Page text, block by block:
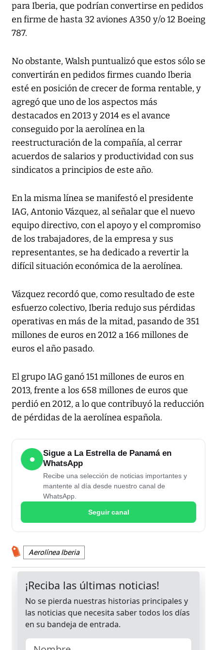
para Iberia, que podrían convertirse en pedidos
en firme de hasta 32 aviones A350 y/o 12 Boeing
787.
No obstante, Walsh puntualizó que estos sólo se
convertirán en pedidos firmes cuando Iberia
esté en posición de crecer de forma rentable, y
agregó que uno de los aspectos más
destacados en 2013 y 2014 es el avance
conseguido por la aerolínea en la
reestructuración de la compañía, al cerrar
acuerdos de salarios y productividad con sus
sindicatos a principios de este año.
En la misma línea se manifestó el presidente
IAG, Antonio Vázquez, al señalar que el nuevo
equipo directivo, con el apoyo y el compromiso
de los trabajadores, de la empresa y sus
representantes, se ha dedicado a revertir la
difícil situación económica de la aerolínea.
Vázquez recordó que, como resultado de este
esfuerzo colectivo, Iberia redujo sus pérdidas
operativas en más de la mitad, pasando de 351
millones de euros en 2012 a 166 millones de
euros el año pasado.
El grupo IAG ganó 151 millones de euros en
2013, frente a los 658 millones de euros que
perdió en 2012, a lo que contribuyó la reducción
de pérdidas de la aerolínea española.
●
Sigue a La Estrella de Panamá en
WhatsApp
Recibe una selección de noticias importantes y
mantente al día desde nuestro canal de
WhatsApp.
Seguir canal
Aerolínea Iberia